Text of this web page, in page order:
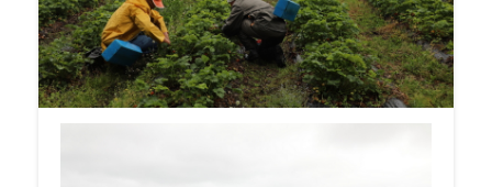
avomaan puutarhaviljelyä varjosti koronan
mukanaan tuoma kausityövoiman saannin
vaikeutuminen. Lisäksi vuosi oli ennätyksellisen
lämmin.